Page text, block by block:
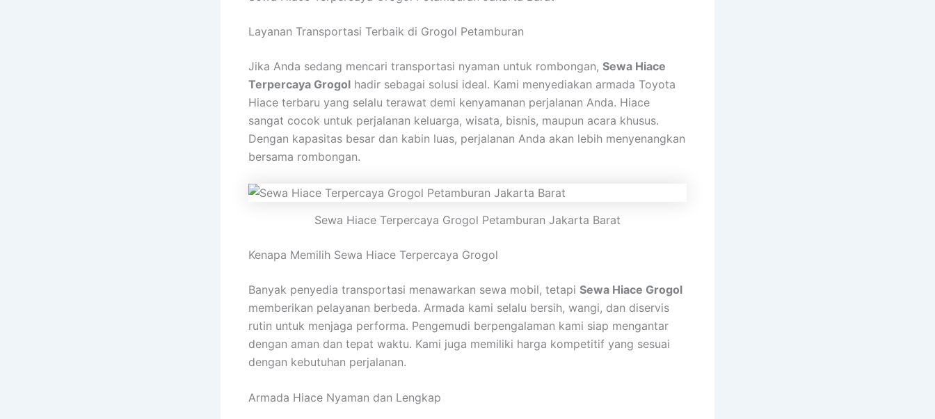
Layanan Transportasi Terbaik di Grogol Petamburan
Jika Anda sedang mencari transportasi nyaman untuk rombongan, Sewa Hiace
Terpercaya Grogol hadir sebagai solusi ideal. Kami menyediakan armada Toyota
Hiace terbaru yang selalu terawat demi kenyamanan perjalanan Anda. Hiace
sangat cocok untuk perjalanan keluarga, wisata, bisnis, maupun acara khusus.
Dengan kapasitas besar dan kabin luas, perjalanan Anda akan lebih menyenangkan
bersama rombongan.
Sewa Hiace Terpercaya Grogol Petamburan Jakarta Barat
Kenapa Memilih Sewa Hiace Terpercaya Grogol
Banyak penyedia transportasi menawarkan sewa mobil, tetapi Sewa Hiace Grogol
memberikan pelayanan berbeda. Armada kami selalu bersih, wangi, dan diservis
rutin untuk menjaga performa. Pengemudi berpengalaman kami siap mengantar
dengan aman dan tepat waktu. Kami juga memiliki harga kompetitif yang sesuai
dengan kebutuhan perjalanan.
Armada Hiace Nyaman dan Lengkap